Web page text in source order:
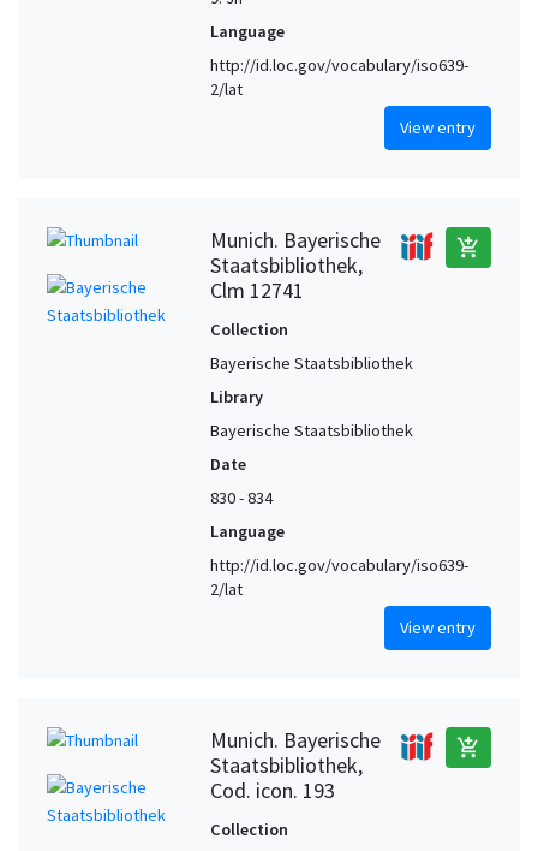
Language
http://id.loc.gov/vocabulary/iso639-
2/lat
View entry
Munich. Bayerische
Staatsbibliothek,
Clm 12741
add_shopping_cart
Collection
Bayerische Staatsbibliothek
Library
Bayerische Staatsbibliothek
Date
830 - 834
Language
http://id.loc.gov/vocabulary/iso639-
2/lat
View entry
Munich. Bayerische
Staatsbibliothek,
Cod. icon. 193
add_shopping_cart
Collection